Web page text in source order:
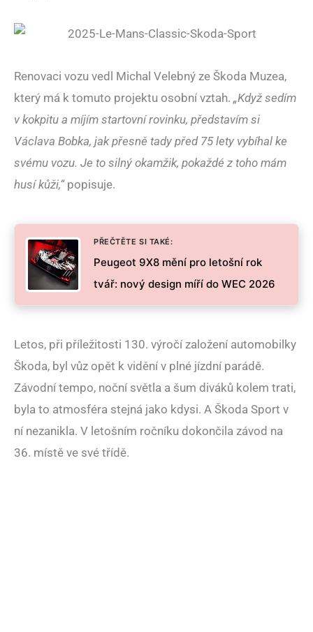
Renovaci vozu vedl Michal Velebný ze Škoda Muzea,
který má k tomuto projektu osobní vztah. „Když sedím
v kokpitu a míjím startovní rovinku, představím si
Václava Bobka, jak přesně tady před 75 lety vybíhal ke
svému vozu. Je to silný okamžik, pokaždé z toho mám
husí kůži,“popisuje.
PŘEČTĚTE SI TAKÉ:
Peugeot 9X8 mění pro letošní rok
tvář: nový design míří do WEC 2026
Letos, při příležitosti 130. výročí založení automobilky
Škoda, byl vůz opět k vidění v plné jízdní parádě.
Závodní tempo, noční světla a šum diváků kolem trati,
byla to atmosféra stejná jako kdysi. A Škoda Sport v
ní nezanikla. V letošním ročníku dokončila závod na
36. místě ve své třídě.